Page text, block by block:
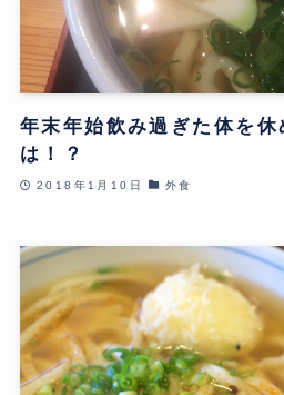
年末年始飲み過ぎた体を休
は！？
2018年1月10日 外食